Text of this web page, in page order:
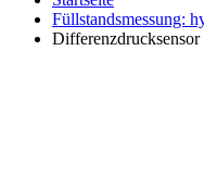
Füllstandsmessung: